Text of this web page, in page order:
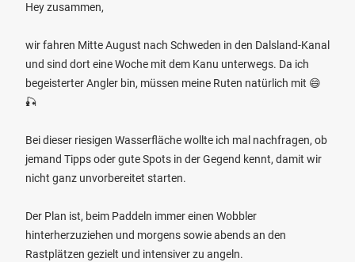
Hey zusammen,
wir fahren Mitte August nach Schweden in den Dalsland-Kanal
und sind dort eine Woche mit dem Kanu unterwegs. Da ich
begeisterter Angler bin, müssen meine Ruten natürlich mit 😄
🎣
Bei dieser riesigen Wasserfläche wollte ich mal nachfragen, ob
jemand Tipps oder gute Spots in der Gegend kennt, damit wir
nicht ganz unvorbereitet starten.
Der Plan ist, beim Paddeln immer einen Wobbler
hinterherzuziehen und morgens sowie abends an den
Rastplätzen gezielt und intensiver zu angeln.